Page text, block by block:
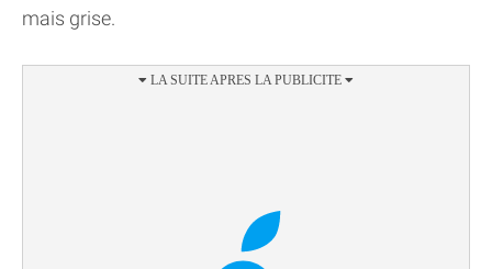
mais grise.